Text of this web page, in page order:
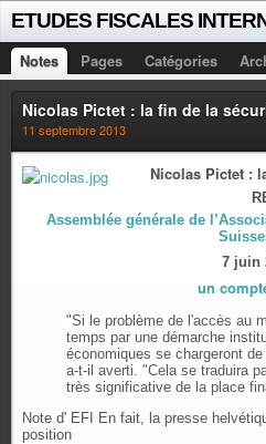
Notes Pages Catégories
Nicolas Pictet : la fin de la
11 septembre 2013
Nicolas Pictet :
Assemblée générale de
7 juin
un
"Si le problème de l'accès au
temps par une démarche
économiques se chargeront
a-t-il averti. "Cela se traduira
très significative de la place
Note d' EFI En fait, la presse
position